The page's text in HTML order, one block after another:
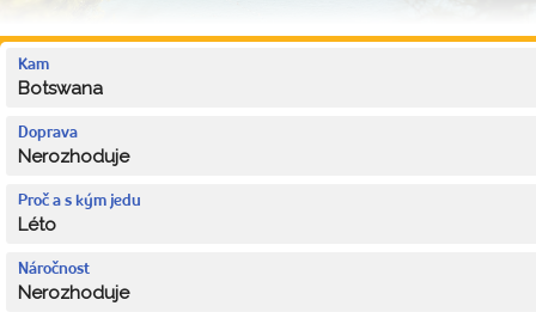
Kam
Botswana
Doprava
Nerozhoduje
Proč a s kým jedu
Léto
Náročnost
Nerozhoduje